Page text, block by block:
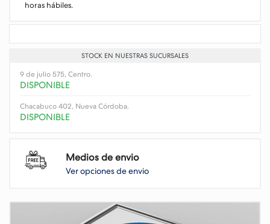
horas hábiles.
STOCK EN NUESTRAS SUCURSALES
9 de julio 575, Centro.
DISPONIBLE
Chacabuco 402, Nueva Córdoba.
DISPONIBLE
Medios de envio
Ver opciones de envio